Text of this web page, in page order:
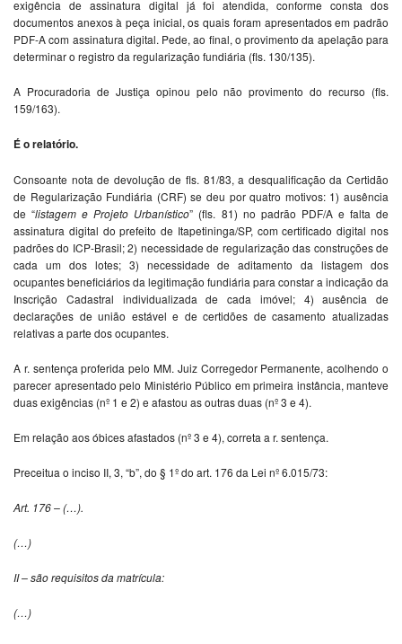
exigência de assinatura digital já foi atendida, conforme consta dos
documentos anexos à peça inicial, os quais foram apresentados em padrão
PDF-A com assinatura digital. Pede, ao final, o provimento da apelação para
determinar o registro da regularização fundiária (fls. 130/135).
A Procuradoria de Justiça opinou pelo não provimento do recurso (fls.
159/163).
É o relatório.
Consoante nota de devolução de fls. 81/83, a desqualificação da Certidão
de Regularização Fundiária (CRF) se deu por quatro motivos: 1) ausência
de “listagem e Projeto Urbanístico” (fls. 81) no padrão PDF/A e falta de
assinatura digital do prefeito de Itapetininga/SP, com certificado digital nos
padrões do ICP-Brasil; 2) necessidade de regularização das construções de
cada um dos lotes; 3) necessidade de aditamento da listagem dos
ocupantes beneficiários da legitimação fundiária para constar a indicação da
Inscrição Cadastral individualizada de cada imóvel; 4) ausência de
declarações de união estável e de certidões de casamento atualizadas
relativas a parte dos ocupantes.
A r. sentença proferida pelo MM. Juiz Corregedor Permanente, acolhendo o
parecer apresentado pelo Ministério Público em primeira instância, manteve
duas exigências (nº 1 e 2) e afastou as outras duas (nº 3 e 4).
Em relação aos óbices afastados (nº 3 e 4), correta a r. sentença.
Preceitua o inciso II, 3, “b”, do § 1º do art. 176 da Lei nº 6.015/73:
Art. 176 – (…).
(…)
II – são requisitos da matrícula:
(…)